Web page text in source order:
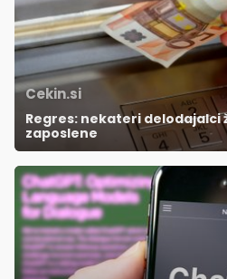
Cekin.si
Regres: nekateri delodajalci
zaposlene